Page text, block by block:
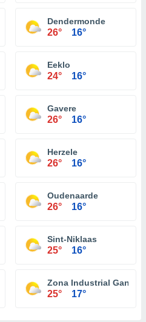
Dendermonde
26° 16°
Eeklo
24° 16°
Gavere
26° 16°
Herzele
26° 16°
Oudenaarde
26° 16°
Sint-Niklaas
25° 16°
Zona Industrial Gante
25° 17°